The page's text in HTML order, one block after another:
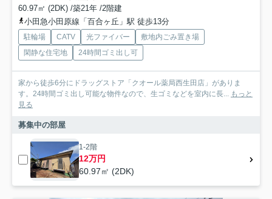
60.97㎡ (2DK) /築21年 /2階建
小田急小田原線「百合ヶ丘」駅 徒歩13分
駐輪場 CATV 光ファイバー
敷地内ごみ置き場
閑静な住宅地
24時間ゴミ出し可
家から徒歩6分にドラッグストア「クオール薬局西生田店」がありま
す。24時間ゴミ出し可能な物件なので、生ゴミなどを室内に長... もっと
見る
募集中の部屋
1-2階
12万円
60.97㎡ (2DK)